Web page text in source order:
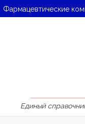
Фармацевтические
Единый